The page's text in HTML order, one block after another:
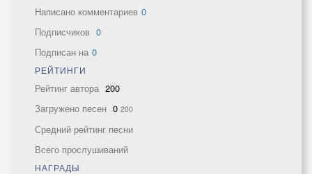
Написано комментариев 0
Подписчиков 0
Подписан на 0
РЕЙТИНГИ
Рейтинг автора 200
Загружено песен 0 200
Средний рейтинг песни
Всего прослушиваний
НАГРАДЫ